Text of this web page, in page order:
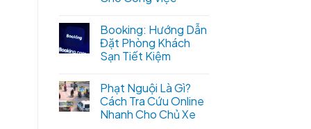
Booking: Hướng Dẫn
Đặt Phòng Khách
Sạn Tiết Kiệm
Phạt Nguội Là Gì?
Cách Tra Cứu Online
Nhanh Cho Chủ Xe